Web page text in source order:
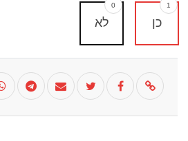
כן
1
לא
0